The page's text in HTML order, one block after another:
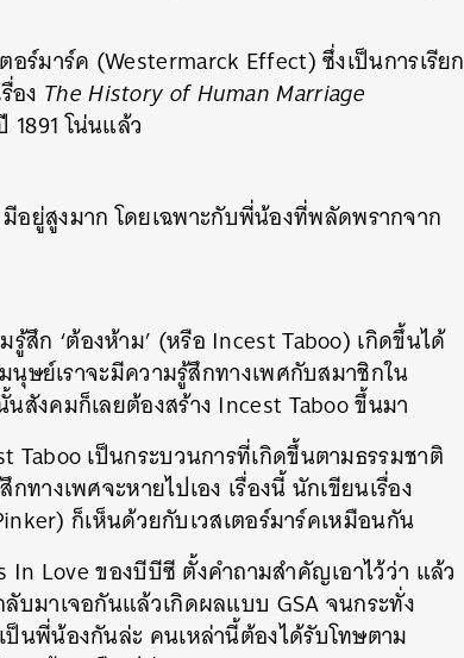
ร์มาร์ค (Westermarck Effect) ซึ่งเป็นการเรียก
อง The History of Human Marriage
1891 โน่นแล้ว
อยู่สูงมาก โดยเฉพาะกับพี่น้องที่พลัดพรากจาก
สึก ‘ต้องห้าม’ (หรือ Incest Taboo) เกิดขึ้นได้
ษย์เราจะมีความรู้สึกทางเพศกับสมาชิกใน
งคมก็เลยต้องสร้าง Incest Taboo ขึ้นมา
Taboo เป็นกระบวนการที่เกิดขึ้นตามธรรมชาติ
างเพศจะหายไปเอง เรื่องนี้ นักเขียนเรื่อง
ก็เห็นด้วยกับเวสเตอร์มาร์คเหมือนกัน
Love ของบีบีซี ตั้งคำถามสำคัญเอาไว้ว่า แล้ว
บมาเจอกันแล้วเกิดผลแบบ GSA จนกระทั่ง
นพี่น้องกันล่ะ คนเหล่านี้ต้องได้รับโทษตาม